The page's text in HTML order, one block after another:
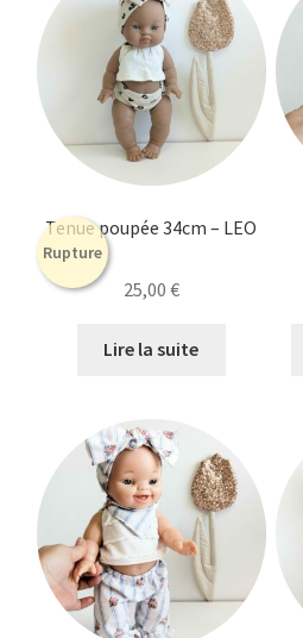
Rupture
Tenue poupée 34cm – LEO
25,00 €
Lire la suite